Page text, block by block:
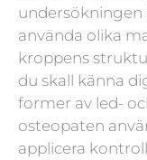
använda olika
kroppens
du skall känna
former av led-
osteopaten
applicera